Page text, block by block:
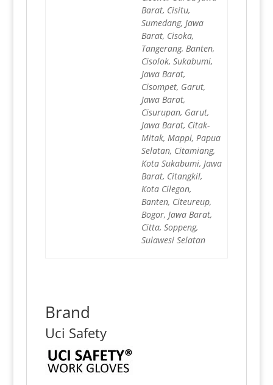
Barat, Cisitu,
Sumedang, Jawa
Barat, Cisoka,
Tangerang, Banten,
Cisolok, Sukabumi,
Jawa Barat,
Cisompet, Garut,
Jawa Barat,
Cisurupan, Garut,
Jawa Barat, Citak-
Mitak, Mappi, Papua
Selatan, Citamiang,
Kota Sukabumi, Jawa
Barat, Citangkil,
Kota Cilegon,
Banten, Citeureup,
Bogor, Jawa Barat,
Citta, Soppeng,
Sulawesi Selatan
Brand
Uci Safety